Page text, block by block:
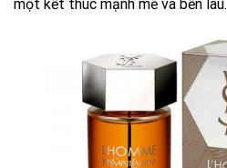
một kết thúc mạnh mẽ và bền lâu.